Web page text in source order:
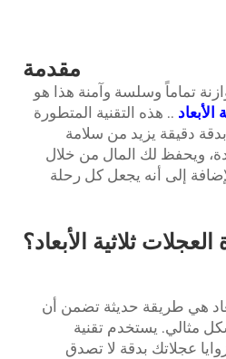
مقدمة
تماماً وسلسة وآمنة هذا هو
.. هذه التقنية المتطورة
دقيقة يزيد من سلامة
ويحفظ لك المال من خلال
إلى أنه يجعل كل رحلة
ثلاثية الأبعاد؟
هي طريقة حديثة تضمن أن
مثالي. يستخدم تقنية
عجلاتك بدقة لا تصدق